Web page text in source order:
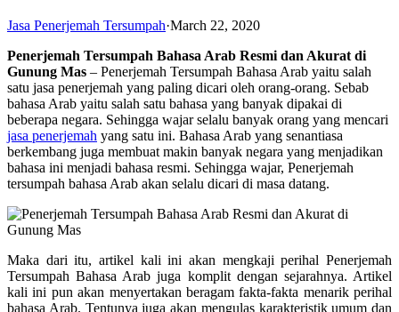
Jasa Penerjemah Tersumpah·March 22, 2020
Penerjemah Tersumpah Bahasa Arab Resmi dan Akurat di
Gunung Mas – Penerjemah Tersumpah Bahasa Arab yaitu salah
satu jasa penerjemah yang paling dicari oleh orang-orang. Sebab
bahasa Arab yaitu salah satu bahasa yang banyak dipakai di
beberapa negara. Sehingga wajar selalu banyak orang yang mencari
jasa penerjemah yang satu ini. Bahasa Arab yang senantiasa
berkembang juga membuat makin banyak negara yang menjadikan
bahasa ini menjadi bahasa resmi. Sehingga wajar, Penerjemah
tersumpah bahasa Arab akan selalu dicari di masa datang.
Maka dari itu, artikel kali ini akan mengkaji perihal Penerjemah
Tersumpah Bahasa Arab juga komplit dengan sejarahnya. Artikel
kali ini pun akan menyertakan beragam fakta-fakta menarik perihal
bahasa Arab. Tentunya juga akan mengulas karakteristik umum dan